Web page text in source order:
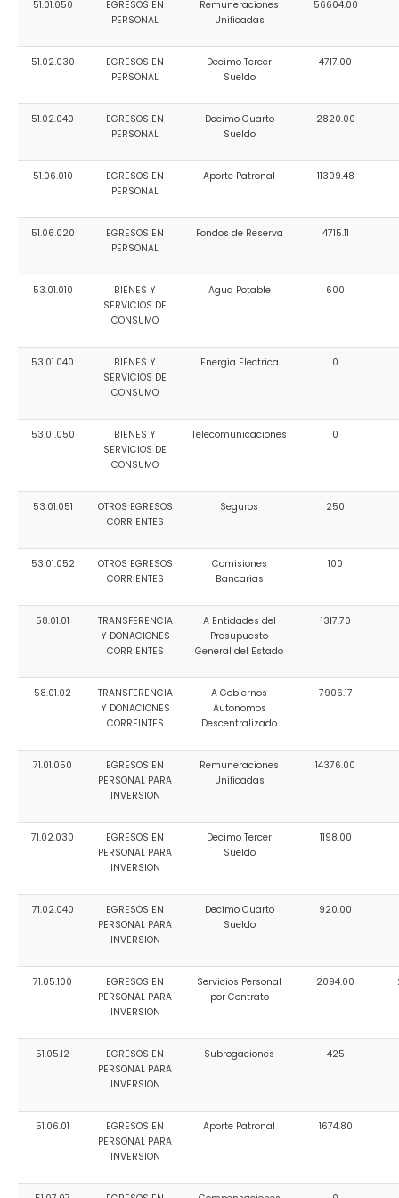
Convocatorias
GESTIÓN ADMINISTRATIVA
Plan Anual Contratación - PAC
Convenios Institucionales
PRESUPUESTO: EJECUCIÓN Y REPORTES
Cédulas presupuestarias y balances
Procesos de contratación
Ejecución Presupuestaria
Obras y proyectos
51.01.050
EGRESOS EN
PERSONAL
Remuneraciones
Unificadas
56604.00
51.02.030
EGRESOS EN
PERSONAL
Decimo Tercer
Sueldo
4717.00
51.02.040
EGRESOS EN
PERSONAL
Decimo Cuarto
Sueldo
2820.00
51.06.010
EGRESOS EN
PERSONAL
Aporte Patronal 11309.48
51.06.020
EGRESOS EN
PERSONAL
Fondos de Reserva 4715.11
53.01.010
BIENES Y
SERVICIOS DE
CONSUMO
Agua Potable 600
53.01.040
BIENES Y
SERVICIOS DE
CONSUMO
Energia Electrica 0
53.01.050
BIENES Y
SERVICIOS DE
CONSUMO
Telecomunicaciones 0
53.01.051
OTROS EGRESOS
CORRIENTES
Seguros 250
53.01.052
OTROS EGRESOS
CORRIENTES
Comisiones
Bancarias
100
58.01.01
TRANSFERENCIA
Y DONACIONES
CORRIENTES
A Entidades del
Presupuesto
General del Estado
1317.70
58.01.02
TRANSFERENCIA
Y DONACIONES
CORREINTES
A Gobiernos
Autonomos
Descentralizado
7906.17
71.01.050
EGRESOS EN
PERSONAL PARA
INVERSION
Remuneraciones
Unificadas
14376.00
71.02.030
EGRESOS EN
PERSONAL PARA
INVERSION
Decimo Tercer
Sueldo
1198.00
71.02.040
EGRESOS EN
PERSONAL PARA
INVERSION
Decimo Cuarto
Sueldo
920.00
71.05.100
EGRESOS EN
PERSONAL PARA
INVERSION
Servicios Personal
por Contrato
2094.00
51.05.12
EGRESOS EN
PERSONAL PARA
INVERSION
Subrogaciones 425
51.06.01
EGRESOS EN
PERSONAL PARA
INVERSION
Aporte Patronal 1674.80